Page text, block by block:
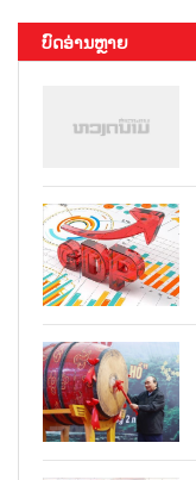
ບົດອ່ານຫຼາຍ